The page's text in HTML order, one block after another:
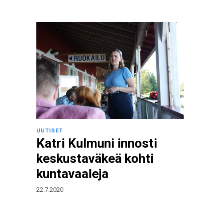
UUTISET
Katri Kulmuni innosti
keskustaväkeä kohti
kuntavaaleja
22.7.2020